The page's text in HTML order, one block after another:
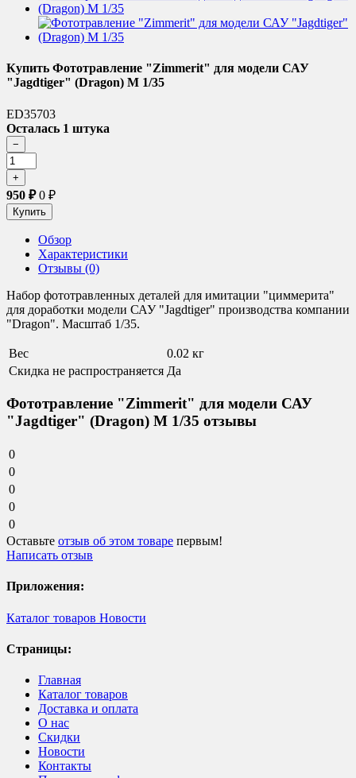
Купить Фототравление "Zimmerit" для модели САУ
"Jagdtiger" (Dragon) М 1/35
ED35703
Осталась 1 штука
950 ₽0 ₽
Обзор
Характеристики
Отзывы (0)
Набор фототравленных деталей для имитации "циммерита"
для доработки модели САУ "Jagdtiger" производства компании
"Dragon". Масштаб 1/35.
Вес
0.02 кг
Скидка не распространяется Да
Фототравление "Zimmerit" для модели САУ
"Jagdtiger" (Dragon) М 1/35 отзывы
0
0
0
0
0
Оставьте отзыв об этом товаре первым!
Написать отзыв
Приложения:
Каталог товаров Новости
Страницы:
Главная
Каталог товаров
Доставка и оплата
О нас
Скидки
Новости
Контакты